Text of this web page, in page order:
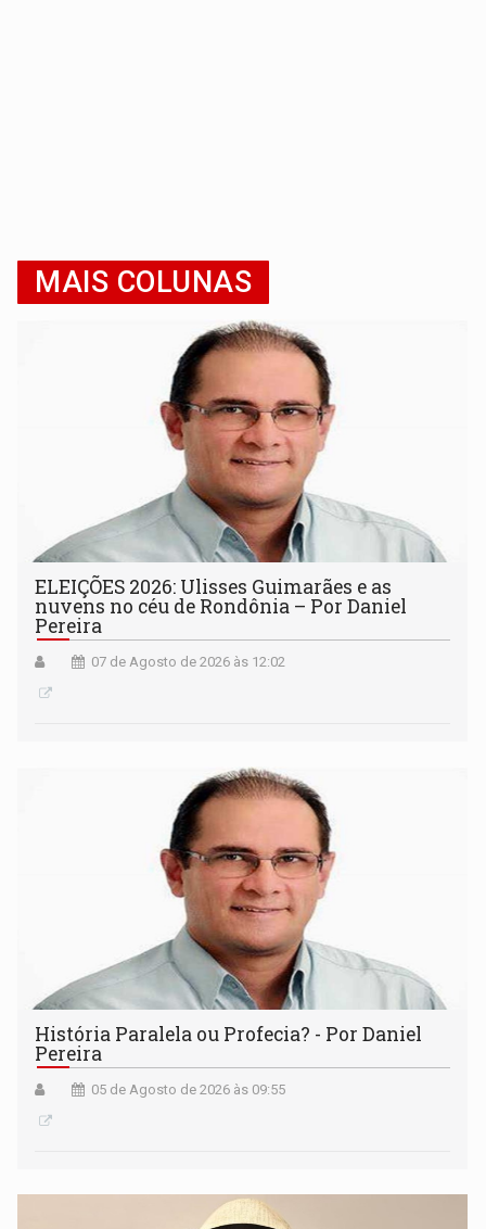
MAIS COLUNAS
ELEIÇÕES 2026: Ulisses Guimarães e as
nuvens no céu de Rondônia – Por Daniel
Pereira
07 de Agosto de 2026 às 12:02
História Paralela ou Profecia? - Por Daniel
Pereira
05 de Agosto de 2026 às 09:55